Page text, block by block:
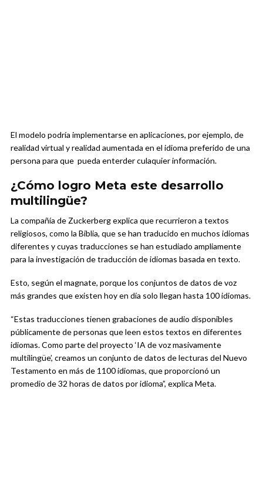
El modelo podría implementarse en aplicaciones, por ejemplo, de
realidad virtual y realidad aumentada en el idioma preferido de una
persona para que pueda enterder culaquier información.
¿Cómo logro Meta este desarrollo
multilingüe?
La compañía de Zuckerberg explica que recurrieron a textos
religiosos, como la Biblia, que se han traducido en muchos idiomas
diferentes y cuyas traducciones se han estudiado ampliamente
para la investigación de traducción de idiomas basada en texto.
Esto, según el magnate, porque los conjuntos de datos de voz
más grandes que existen hoy en día solo llegan hasta 100 idiomas.
“Estas traducciones tienen grabaciones de audio disponibles
públicamente de personas que leen estos textos en diferentes
idiomas. Como parte del proyecto ‘IA de voz masivamente
multilingüe’, creamos un conjunto de datos de lecturas del Nuevo
Testamento en más de 1100 idiomas, que proporcionó un
promedio de 32 horas de datos por idioma”, explica Meta.